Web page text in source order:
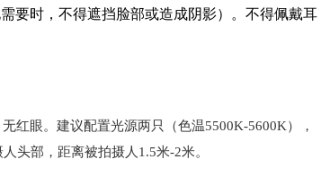
要时，不得遮挡脸部或造成阴影）。不得佩戴耳
红眼。建议配置光源两只（色温5500K-5600K），
头部，距离被拍摄人1.5米-2米。